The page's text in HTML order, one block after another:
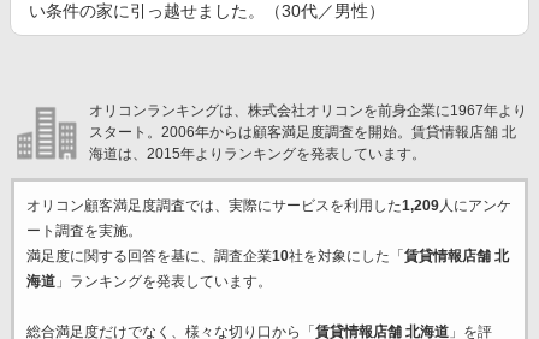
い条件の家に引っ越せました。（30代／男性）
オリコンランキングは、株式会社オリコンを前身企業に1967年より
スタート。2006年からは顧客満足度調査を開始。賃貸情報店舗 北
海道は、2015年よりランキングを発表しています。
オリコン顧客満足度調査では、実際にサービスを利用した1,209人にアンケ
ート調査を実施。
満足度に関する回答を基に、調査企業10社を対象にした「 賃貸情報店舗 北
海道」ランキングを発表しています。
総合満足度だけでなく、様々な切り口から「 賃貸情報店舗 北海道」を評